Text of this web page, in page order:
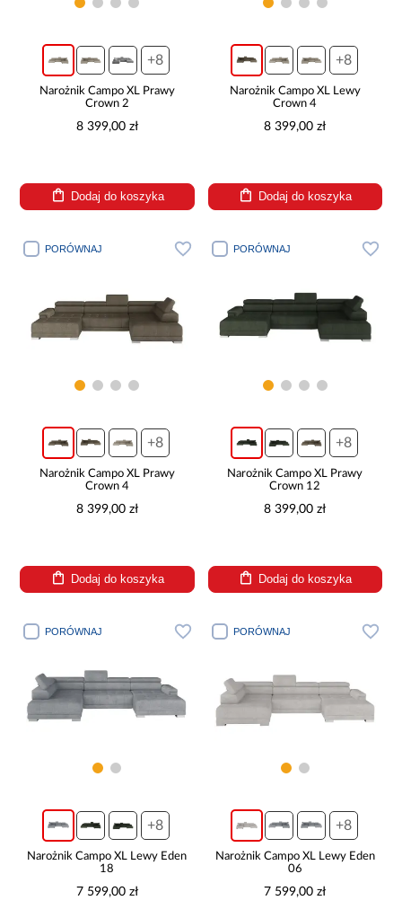
+8
Narożnik Campo XL Prawy
Crown 2
8 399,00 zł
Dodaj do koszyka
+8
Narożnik Campo XL Lewy
Crown 4
8 399,00 zł
Dodaj do koszyka
PORÓWNAJ
+8
Narożnik Campo XL Prawy
Crown 4
8 399,00 zł
Dodaj do koszyka
PORÓWNAJ
+8
Narożnik Campo XL Prawy
Crown 12
8 399,00 zł
Dodaj do koszyka
PORÓWNAJ
+8
Narożnik Campo XL Lewy Eden
18
7 599,00 zł
PORÓWNAJ
+8
Narożnik Campo XL Lewy Eden
06
7 599,00 zł